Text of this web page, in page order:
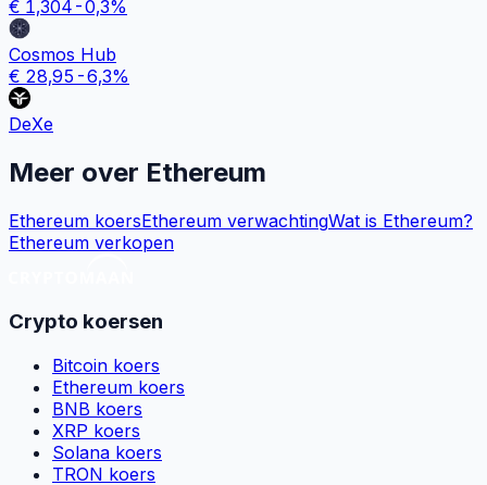
€ 1,304 -0,3%
Cosmos Hub
€ 28,95 -6,3%
DeXe
Meer over Ethereum
Ethereum koersEthereum verwachtingWat is Ethereum?
Ethereum verkopen
Crypto koersen
Bitcoin koers
Ethereum koers
BNB koers
XRP koers
Solana koers
TRON koers